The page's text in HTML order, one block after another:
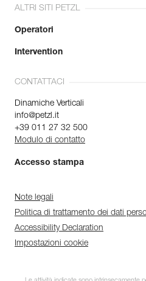
ALTRI SITI PETZL
Operatori
Intervention
CONTATTACI
Dinamiche Verticali
info@petzl.it
+39 011 27 32 500
Modulo di contatto
Accesso stampa
Note legali
Politica di trattamento dei dati
Accessibility Declaration
Impostazioni cookie